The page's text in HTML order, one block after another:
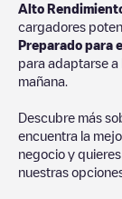
Alto
cargadores
Preparado para
para adaptarse a
mañana.
Descubre más
encuentra la
negocio y
nuestras